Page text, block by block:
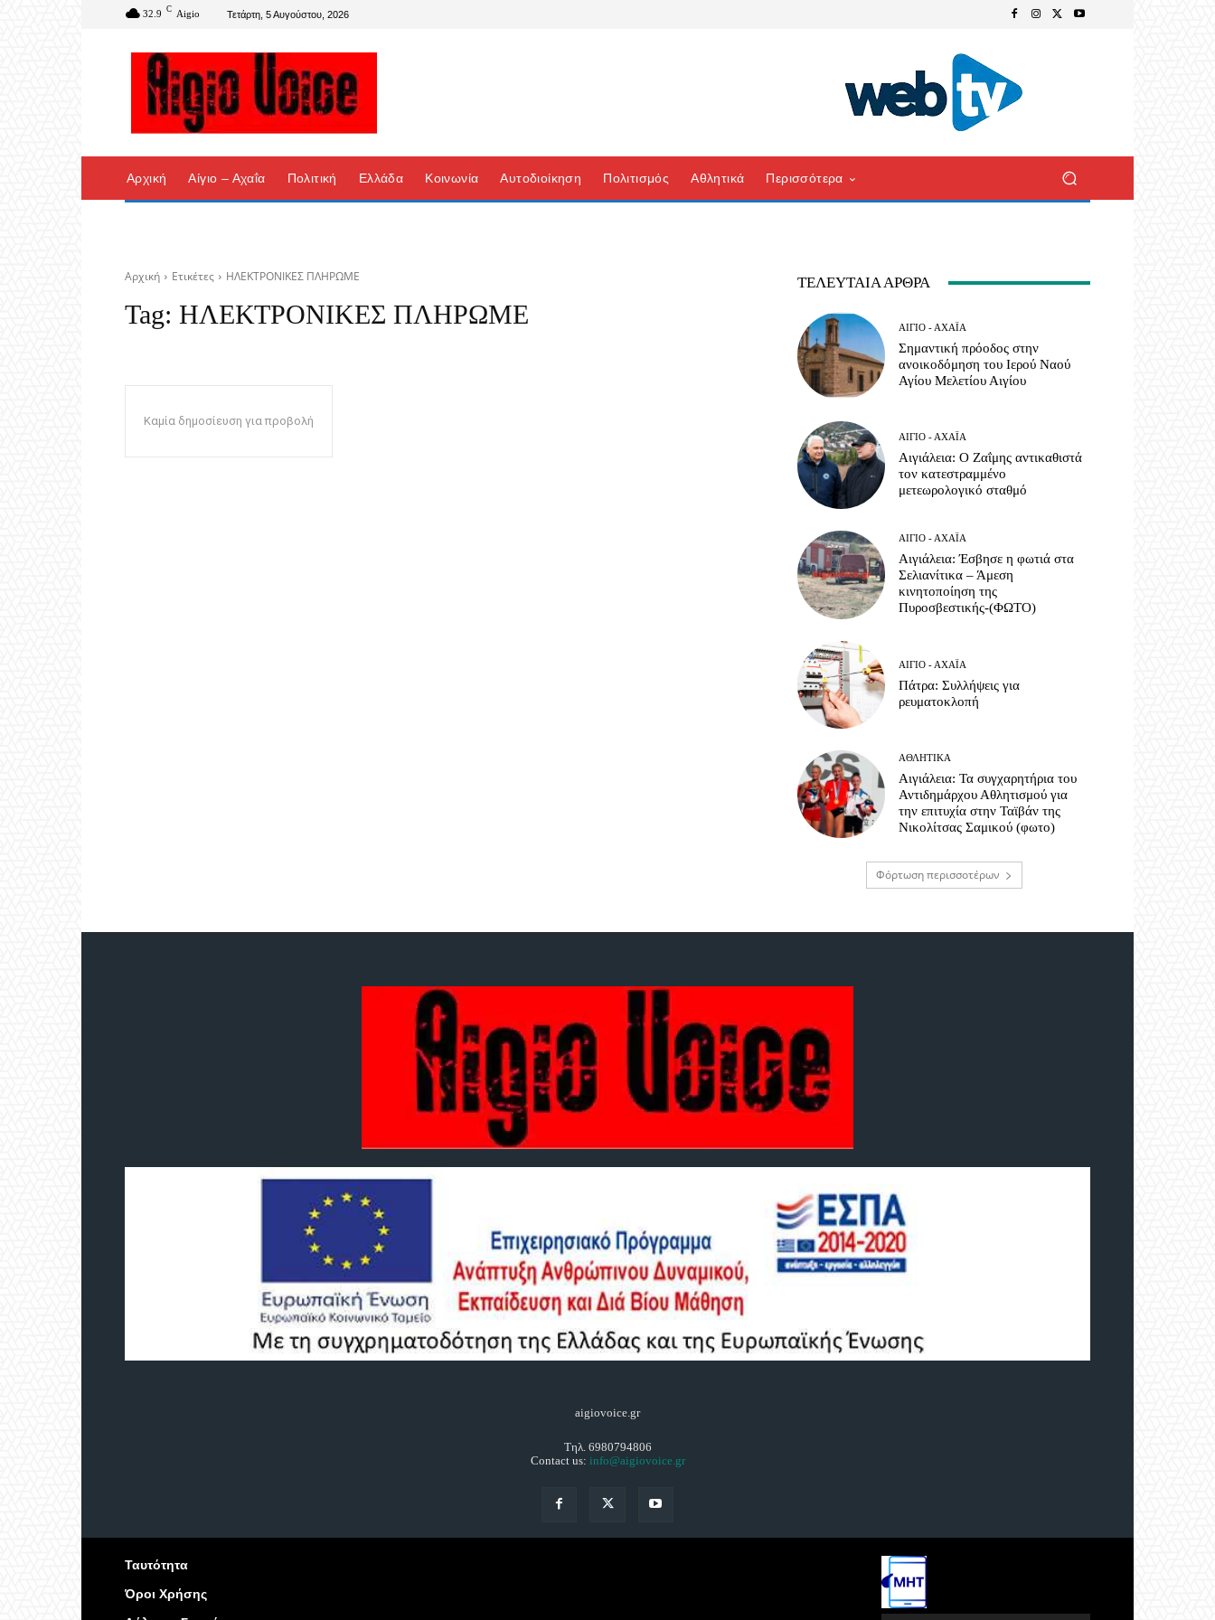
32.9 C Aigio Τετάρτη, 5 Αυγούστου, 2026
Αρχική Αίγιο – Αχαΐα Πολιτική Ελλάδα Κοινωνία Αυτοδιοίκηση Πολιτισμός Αθλητικά Περισσότερα
Αρχική Ετικέτες ΗΛΕΚΤΡΟΝΙΚΕΣ ΠΛΗΡΩΜΕ
Tag: ΗΛΕΚΤΡΟΝΙΚΕΣ ΠΛΗΡΩΜΕ
Καμία δημοσίευση για προβολή
ΤΕΛΕΥΤΑΊΑ ΆΡΘΡΑ
ΑΊΓΙΟ - ΑΧΑΪ́Α
Σημαντική πρόοδος στην
ανοικοδόμηση του Ιερού Ναού
Αγίου Μελετίου Αιγίου
ΑΊΓΙΟ - ΑΧΑΪ́Α
Αιγιάλεια: O Ζαΐμης αντικαθιστά
τον κατεστραμμένο
μετεωρολογικό σταθμό
ΑΊΓΙΟ - ΑΧΑΪ́Α
Αιγιάλεια: Έσβησε η φωτιά στα
Σελιανίτικα – Άμεση
κινητοποίηση της
Πυροσβεστικής-(ΦΩΤΟ)
ΑΊΓΙΟ - ΑΧΑΪ́Α
Πάτρα: Συλλήψεις για
ρευματοκλοπή
ΑΘΛΗΤΙΚΆ
Αιγιάλεια: Τα συγχαρητήρια του
Αντιδημάρχου Αθλητισμού για
την επιτυχία στην Ταϊβάν της
Νικολίτσας Σαμικού (φωτο)
Φόρτωση περισσοτέρων
aigiovoice.gr
Τηλ. 6980794806
Contact us: info@aigiovoice.gr
Ταυτότητα
Όροι Χρήσης